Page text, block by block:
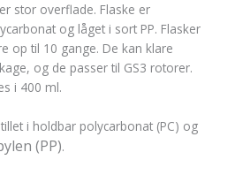
stor overflade. Flaske er
og låget i sort PP. Flasker
op til 10 gange. De kan klare
og de passer til GS3 rotorer.
i 400 ml.
i holdbar polycarbonat (PC) og
(PP).